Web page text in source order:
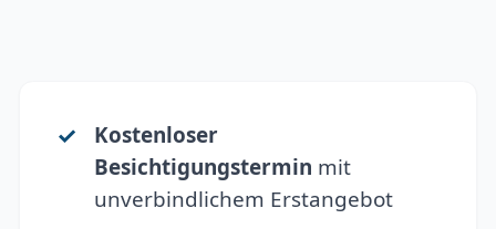
Kostenloser
Besichtigungstermin mit
unverbindlichem Erstangebot